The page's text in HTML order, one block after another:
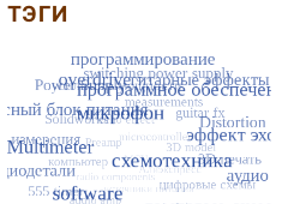
ТЭГИ